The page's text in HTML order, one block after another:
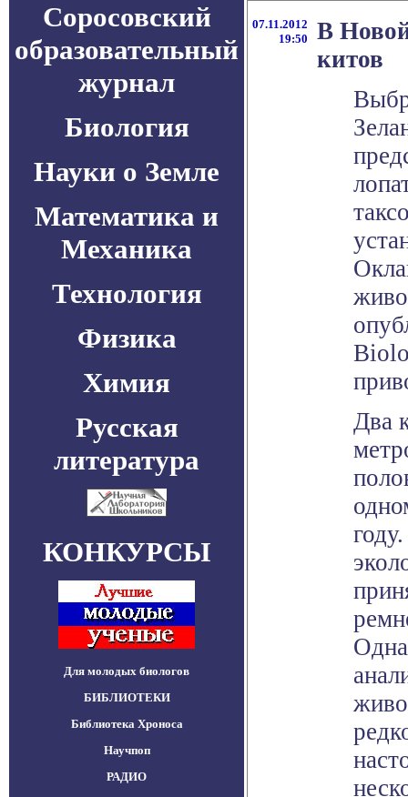
Соросовский
образовательный
журнал
Биология
Науки о Земле
Математика и
Механика
Технология
Физика
Химия
Русская
литература
КОНКУРСЫ
Для молодых биологов
БИБЛИОТЕКИ
Библиотека Хроноса
Научпоп
РАДИО
07.11.2012
19:50
В
китов
Два